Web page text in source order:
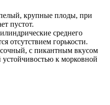
крупные плоды, при
пустот.
среднего
отсутствием горькости.
с пикантным вкусом
устойчивостью к морковной